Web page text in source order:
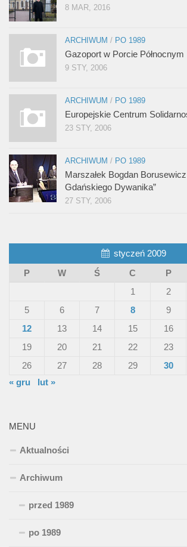
8 MAR, 2016
ARCHIWUM / PO 1989
Gazoport w Porcie Północnym
9 STY, 2006
ARCHIWUM / PO 1989
Europejskie Centrum
23 STY, 2006
ARCHIWUM / PO 1989
Marszałek Bogdan
Gdańskiego Dywanika”
27 STY, 2006
styczeń 2009
P
W Ś C P
1
2
5
6 7 8 9
12
13 14 15 16
19
20 21 22 23
26
27 28 29 30
« gru
lut »
MENU
Aktualności
Archiwum
przed 1989
po 1989